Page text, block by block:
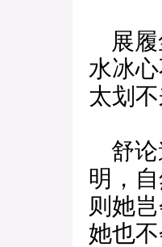
展履
水冰
太划
舒论
明，
则她
她也